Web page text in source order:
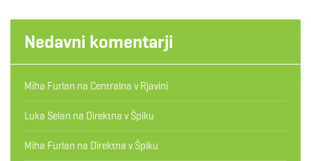
Nedavni komentarji
Miha Furlan na Centralna v Rjavini
Luka Selan na Direktna v Špiku
Miha Furlan na Direktna v Špiku